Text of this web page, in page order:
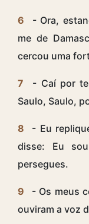
6
- Ora,
me de
cercou uma
7
- Caí por
Saulo, Saulo,
8
- Eu
disse: Eu
persegues.
9
- Os meus
ouviram a voz